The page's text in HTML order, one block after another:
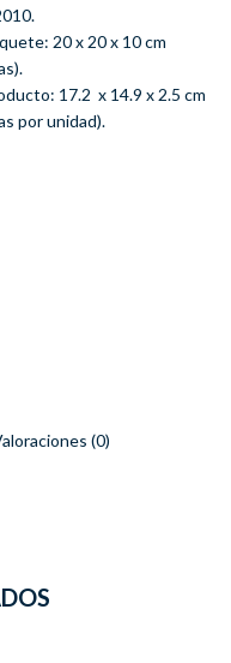
20 x 20 x 10 cm
17.2 x 14.9 x 2.5 cm
por unidad).
2006-2010 Derecho
(0)